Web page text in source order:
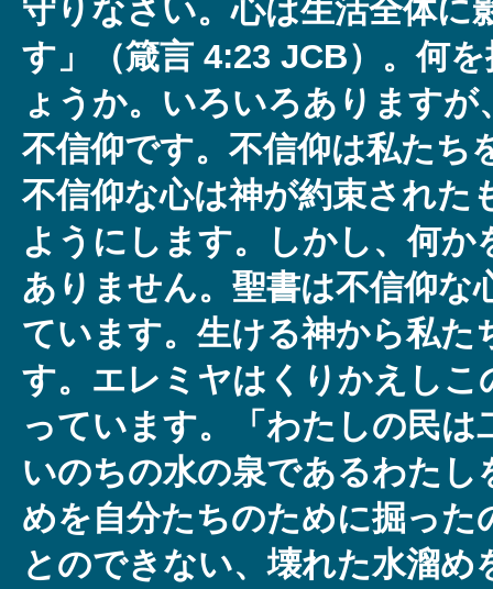
守りなさい。心は生活全体に
す」（箴言 4:23 JCB）。何
ょうか。いろいろあります
不信仰です。不信仰は私たち
不信仰な心は神が約束された
ようにします。しかし、何
ありません。聖書は不信仰な
ています。生ける神から私た
す。エレミヤはくりかえしこ
っています。「わたしの民は
いのちの水の泉であるわたし
めを自分たちのために掘った
とのできない、壊れた水溜め